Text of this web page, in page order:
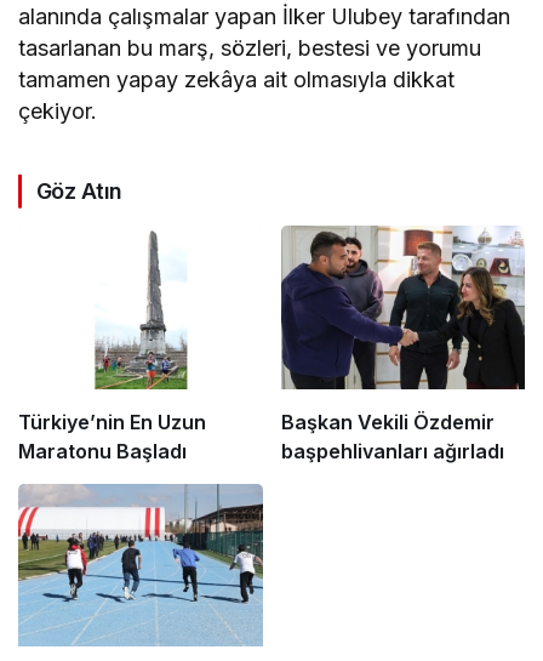
alanında çalışmalar yapan İlker Ulubey tarafından
tasarlanan bu marş, sözleri, bestesi ve yorumu
tamamen yapay zekâya ait olmasıyla dikkat
çekiyor.
Göz Atın
Türkiye’nin En Uzun
Maratonu Başladı
Başkan Vekili Özdemir
başpehlivanları ağırladı